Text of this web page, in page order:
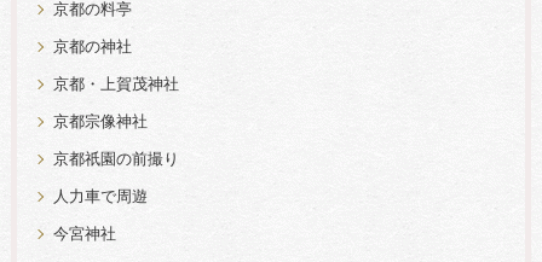
京都の料亭
京都の神社
京都・上賀茂神社
京都宗像神社
京都祇園の前撮り
人力車で周遊
今宮神社